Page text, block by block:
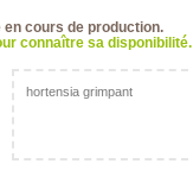
en cours de production.
connaître sa disponibilité.
hortensia grimpant